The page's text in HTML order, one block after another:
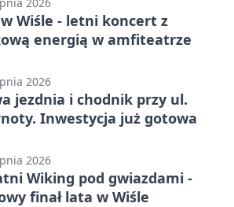
Wiśle - letni koncert z
energią w amfiteatrze
2026
jezdnia i chodnik przy ul.
Inwestycja już gotowa
2026
Wiking pod gwiazdami -
finał lata w Wiśle